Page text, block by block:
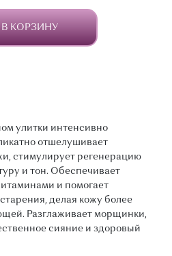
В КОРЗИНУ
улитки интенсивно
отшелушивает
стимулирует регенерацию
и тон. Обеспечивает
и помогает
делая кожу более
Разглаживает морщинки,
сияние и здоровый